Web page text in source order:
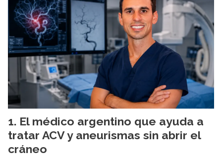
El médico argentino que ayuda a
tratar ACV y aneurismas sin abrir el
cráneo